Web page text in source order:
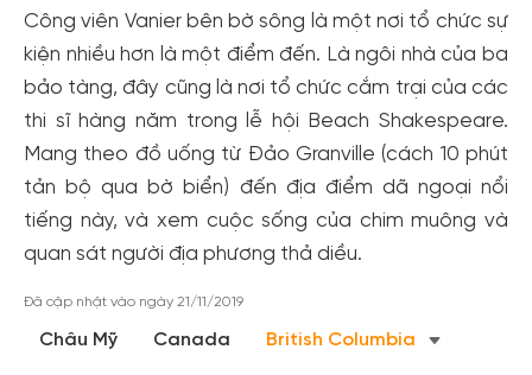
Công viên Vanier bên bờ sông là một nơi tổ chức sự
kiện nhiều hơn là một điểm đến. Là ngôi nhà của ba
bảo tàng, đây cũng là nơi tổ chức cắm trại của các
thi sĩ hàng năm trong lễ hội Beach Shakespeare.
Mang theo đồ uống từ Đảo Granville (cách 10 phút
tản bộ qua bờ biển) đến địa điểm dã ngoại nổi
tiếng này, và xem cuộc sống của chim muông và
quan sát người địa phương thả diều.
Đã cập nhật vào ngày 21/11/2019
Châu Mỹ Canada British Columbia
Tạo tài khoản nhanh - nhận nhiều ưu